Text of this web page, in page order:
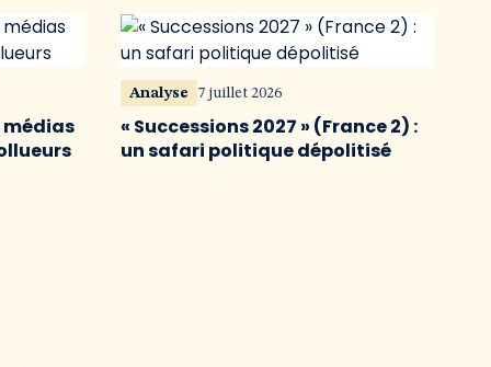
médias
Analyse 7 juillet 2026
« Successions 2027 » (France 2) :
un safari politique dépolitisé